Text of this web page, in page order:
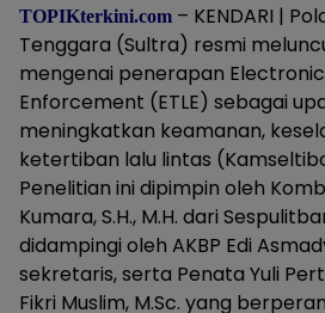
TOPIKterkini.com – KENDARI |
Tenggara (Sultra) resmi
mengenai penerapan
Enforcement (ETLE) sebagai
meningkatkan keamanan,
ketertiban lalu lintas
Penelitian ini dipimpin oleh
Kumara, S.H., M.H. dari
didampingi oleh AKBP Edi
sekretaris, serta Penata Yuli
Fikri Muslim, M.Sc. yang